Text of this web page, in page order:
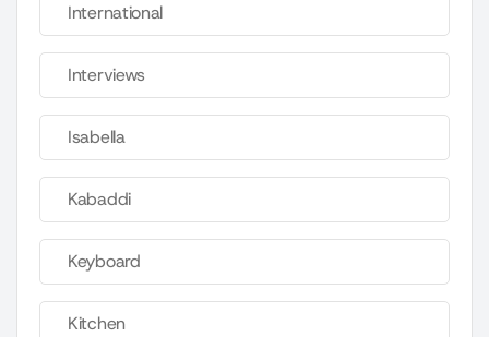
International
Interviews
Isabella
Kabaddi
Keyboard
Kitchen